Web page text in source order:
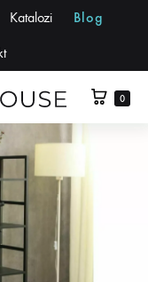
Katalozi Blog
0